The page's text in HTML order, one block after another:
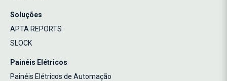
Soluções
APTA REPORTS
SLOCK
Painéis Elétricos
Painéis Elétricos de Automação